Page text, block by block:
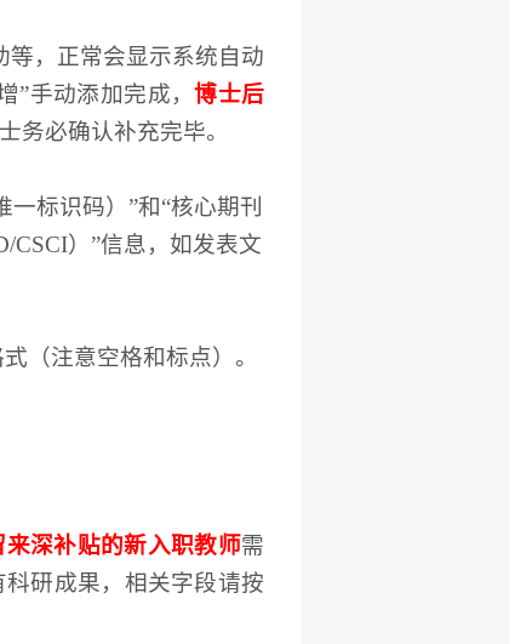
等， 正常会显示系统自动
”手动添加完成，博士后
务必确认补充完毕。
标识码）”和“核心期刊
CSCI）”信息，如发表文
（注意空格和标点）。
深补贴的新入职教师需
科研成果， 相关字段请按